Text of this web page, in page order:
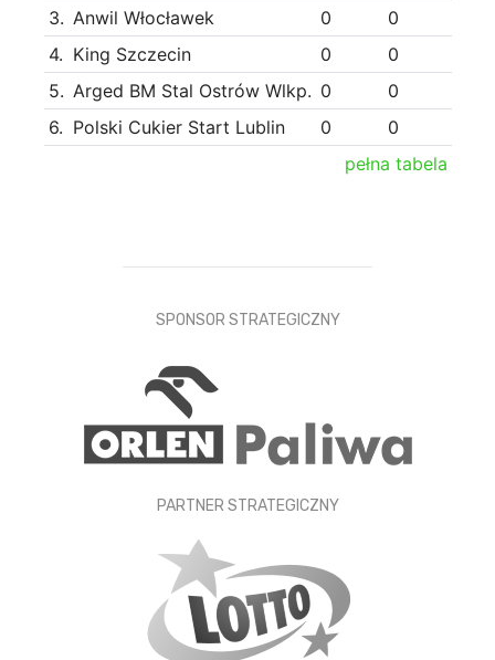
3. Anwil Włocławek 0
0
4. King Szczecin 0
0
5. Arged BM Stal Ostrów Wlkp. 0
0
6. Polski Cukier Start Lublin 0
0
pełna tabela
SPONSOR STRATEGICZNY
PARTNER STRATEGICZNY